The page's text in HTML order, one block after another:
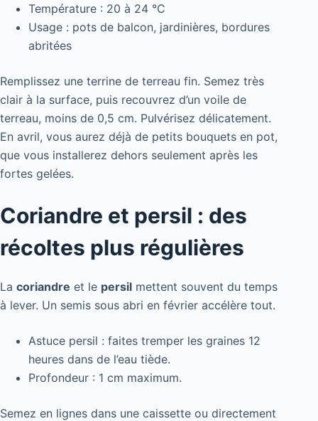
Température : 20 à 24 °C
Usage : pots de balcon, jardinières, bordures
abritées
Remplissez une terrine de terreau fin. Semez très
clair à la surface, puis recouvrez d’un voile de
terreau, moins de 0,5 cm. Pulvérisez délicatement.
En avril, vous aurez déjà de petits bouquets en pot,
que vous installerez dehors seulement après les
fortes gelées.
Coriandre et persil : des
récoltes plus régulières
La coriandre et le persil mettent souvent du temps
à lever. Un semis sous abri en février accélère tout.
Astuce persil : faites tremper les graines 12
heures dans de l’eau tiède.
Profondeur : 1 cm maximum.
Semez en lignes dans une caissette ou directement